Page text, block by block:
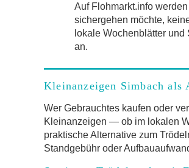
Auf Flohmarkt.info
sichergehen möchte,
lokale Wochenblätter
an.
Kleinanzeigen Simbach
Wer Gebrauchtes kaufen oder
Kleinanzeigen — ob im lokalen
praktische Alternative zum
Standgebühr oder